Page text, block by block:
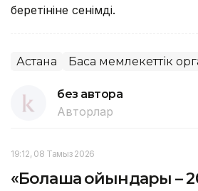
беретініне сенімді.
Астана Басқа мемлекеттік
без автора
Авторлар
19:12, 08 Тамыз 2026
«Болашақ ойындары –